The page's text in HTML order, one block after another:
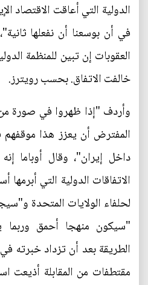
الدولية التي أعاقت الاقتصاد
في أن بوسعنا أن نفعلها
العقوبات إن تبين للمنظمة
خالفت الاتفاق. بحسب رويترز.
وأردف "إذا ظهروا في صورة
المفترض أن يعزز هذا
داخل إيران"، وقال أوباما
الاتفاقات الدولية التي
لحلفاء الولايات المتحدة
"سيكون منهجا أحمق وربما
الطريقة بعد أن تزداد خبرته
مقتطفات من المقابلة أذيعت